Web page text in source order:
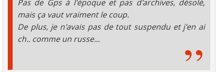
Pas de Gps à l'époque et pas d'archives, désolé,
mais ça vaut vraiment le coup.
De plus, je n'avais pas de tout suspendu et j'en ai
ch.. comme un russe...